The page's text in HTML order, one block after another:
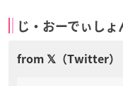
じ・おーでぃしょ